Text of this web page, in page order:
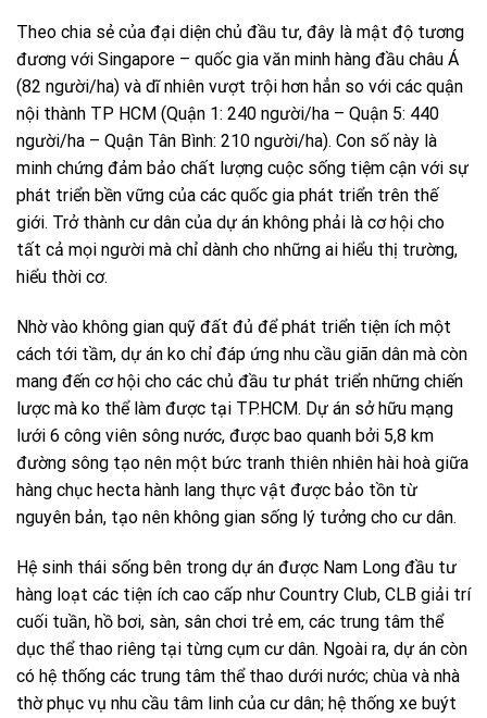
Theo chia sẻ của đại diện chủ đầu tư, đây là mật độ tương
đương với Singapore – quốc gia văn minh hàng đầu châu Á
(82 người/ha) và dĩ nhiên vượt trội hơn hẳn so với các quận
nội thành TP HCM (Quận 1: 240 người/ha – Quận 5: 440
người/ha – Quận Tân Bình: 210 người/ha). Con số này là
minh chứng đảm bảo chất lượng cuộc sống tiệm cận với sự
phát triển bền vững của các quốc gia phát triển trên thế
giới. Trở thành cư dân của dự án không phải là cơ hội cho
tất cả mọi người mà chỉ dành cho những ai hiểu thị trường,
hiểu thời cơ.
Nhờ vào không gian quỹ đất đủ để phát triển tiện ích một
cách tới tầm, dự án ko chỉ đáp ứng nhu cầu giãn dân mà còn
mang đến cơ hội cho các chủ đầu tư phát triển những chiến
lược mà ko thể làm được tại TP.HCM. Dự án sở hữu mạng
lưới 6 công viên sông nước, được bao quanh bởi 5,8 km
đường sông tạo nên một bức tranh thiên nhiên hài hoà giữa
hàng chục hecta hành lang thực vật được bảo tồn từ
nguyên bản, tạo nên không gian sống lý tưởng cho cư dân.
Hệ sinh thái sống bên trong dự án được Nam Long đầu tư
hàng loạt các tiện ích cao cấp như Country Club, CLB giải trí
cuối tuần, hồ bơi, sàn, sân chơi trẻ em, các trung tâm thể
dục thể thao riêng tại từng cụm cư dân. Ngoài ra, dự án còn
có hệ thống các trung tâm thể thao dưới nước; chùa và nhà
thờ phục vụ nhu cầu tâm linh của cư dân; hệ thống xe buýt